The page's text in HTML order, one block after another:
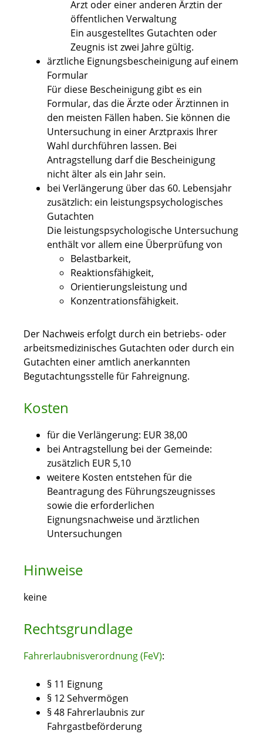
Arzt oder einer anderen Ärztin der
öffentlichen Verwaltung
Ein ausgestelltes Gutachten oder
Zeugnis ist zwei Jahre gültig.
ärztliche Eignungsbescheinigung auf einem
Formular
Für diese Bescheinigung gibt es ein
Formular, das die Ärzte oder Ärztinnen in
den meisten Fällen haben. Sie können die
Untersuchung in einer Arztpraxis Ihrer
Wahl durchführen lassen. Bei
Antragstellung darf die Bescheinigung
nicht älter als ein Jahr sein.
bei Verlängerung über das 60. Lebensjahr
zusätzlich: ein leistungspsychologisches
Gutachten
Die leistungspsychologische Untersuchung
enthält vor allem eine Überprüfung von
Belastbarkeit,
Reaktionsfähigkeit,
Orientierungsleistung und
Konzentrationsfähigkeit.
Der Nachweis erfolgt durch ein betriebs- oder
arbeitsmedizinisches Gutachten oder durch ein
Gutachten einer amtlich anerkannten
Begutachtungsstelle für Fahreignung.
Kosten
für die Verlängerung: EUR 38,00
bei Antragstellung bei der Gemeinde:
zusätzlich EUR 5,10
weitere Kosten entstehen für die
Beantragung des Führungszeugnisses
sowie die erforderlichen
Eignungsnachweise und ärztlichen
Untersuchungen
Hinweise
keine
Rechtsgrundlage
Fahrerlaubnisverordnung (FeV):
§ 11 Eignung
§ 12 Sehvermögen
§ 48 Fahrerlaubnis zur
Fahrgastbeförderung